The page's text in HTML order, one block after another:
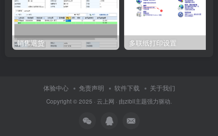
销售退货 多联纸打印设置
体验中心 免责声明 软件下载 关于我们
Copyright © 2025 · 云上网 · 由zibll主题强力驱动.